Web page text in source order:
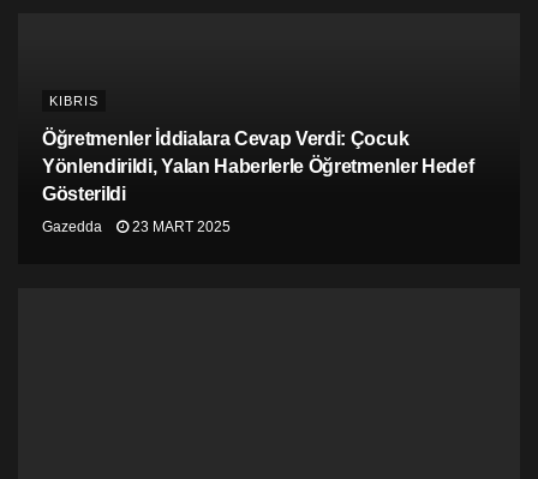
KIBRIS
Öğretmenler İddialara Cevap Verdi: Çocuk
Yönlendirildi, Yalan Haberlerle Öğretmenler Hedef
Gösterildi
Gazedda 23 MART 2025